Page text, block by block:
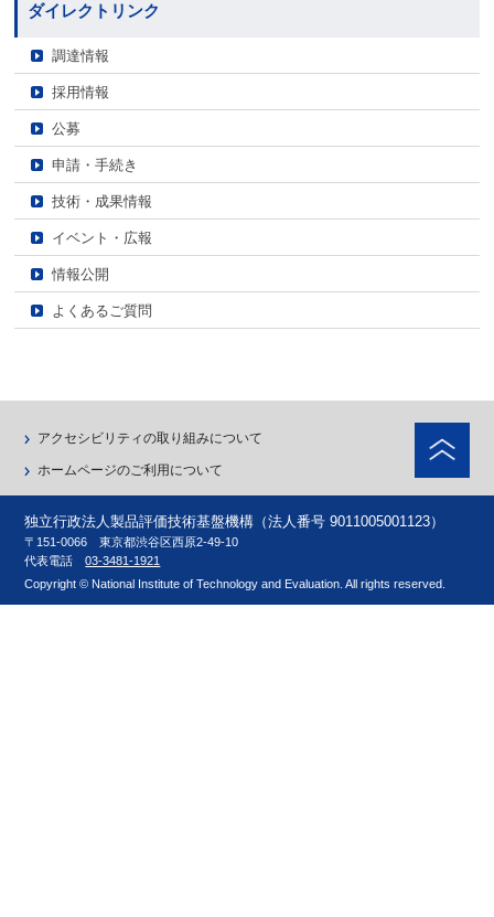
ダイレクトリンク
調達情報
採用情報
公募
申請・手続き
技術・成果情報
イベント・広報
情報公開
よくあるご質問
アクセシビリティの取り組みについて
ホームページのご利用について
独立行政法人製品評価技術基盤機構（法人番号 9011005001123）
〒151-0066 東京都渋谷区西原2-49-10
代表電話03-3481-1921
Copyright © National Institute of Technology and Evaluation. All rights reserved.